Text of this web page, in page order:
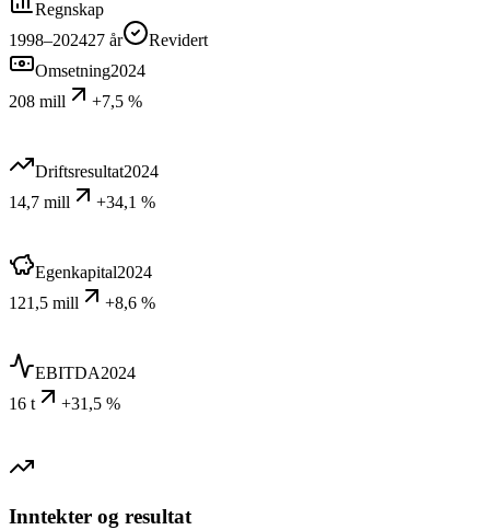
Regnskap
1998–202427 år
Revidert
Omsetning2024
208 mill
+7,5 %
Driftsresultat2024
14,7 mill
+34,1 %
Egenkapital2024
121,5 mill
+8,6 %
EBITDA2024
16 t
+31,5 %
Inntekter og resultat